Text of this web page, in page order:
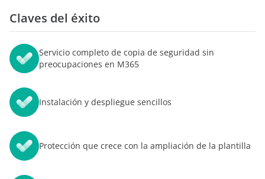
Claves del éxito
Servicio completo de copia de seguridad sin
preocupaciones en M365
Instalación y despliegue sencillos
Protección que crece con la ampliación de la plantilla